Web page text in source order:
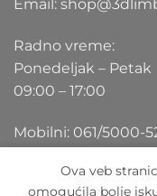
Email:
Radno vreme:
Ponedeljak – Petak
09:00 – 17:00
Mobilni: 061/5000-
Ova veb
omogućila bolje